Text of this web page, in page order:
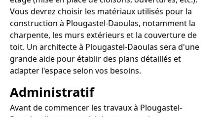
Vous devrez choisir les matériaux utilisés pour la
construction à Plougastel-Daoulas, notamment la
charpente, les murs extérieurs et la couverture de
toit. Un architecte à Plougastel-Daoulas sera d'une
grande aide pour établir des plans détaillés et
adapter l'espace selon vos besoins.
Administratif
Avant de commencer les travaux à Plougastel-